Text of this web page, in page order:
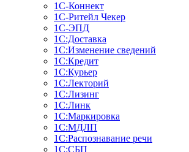
1С-Коннект
1С-Ритейл Чекер
1С-ЭПД
1С:Доставка
1С:Изменение сведений
1С:Кредит
1С:Курьер
1С:Лекторий
1С:Лизинг
1С:Линк
1С:Маркировка
1С:МДЛП
1С:Распознавание речи
1С:СБП